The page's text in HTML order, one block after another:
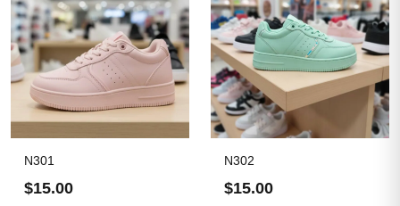
N301
$15.00
N302
$15.00